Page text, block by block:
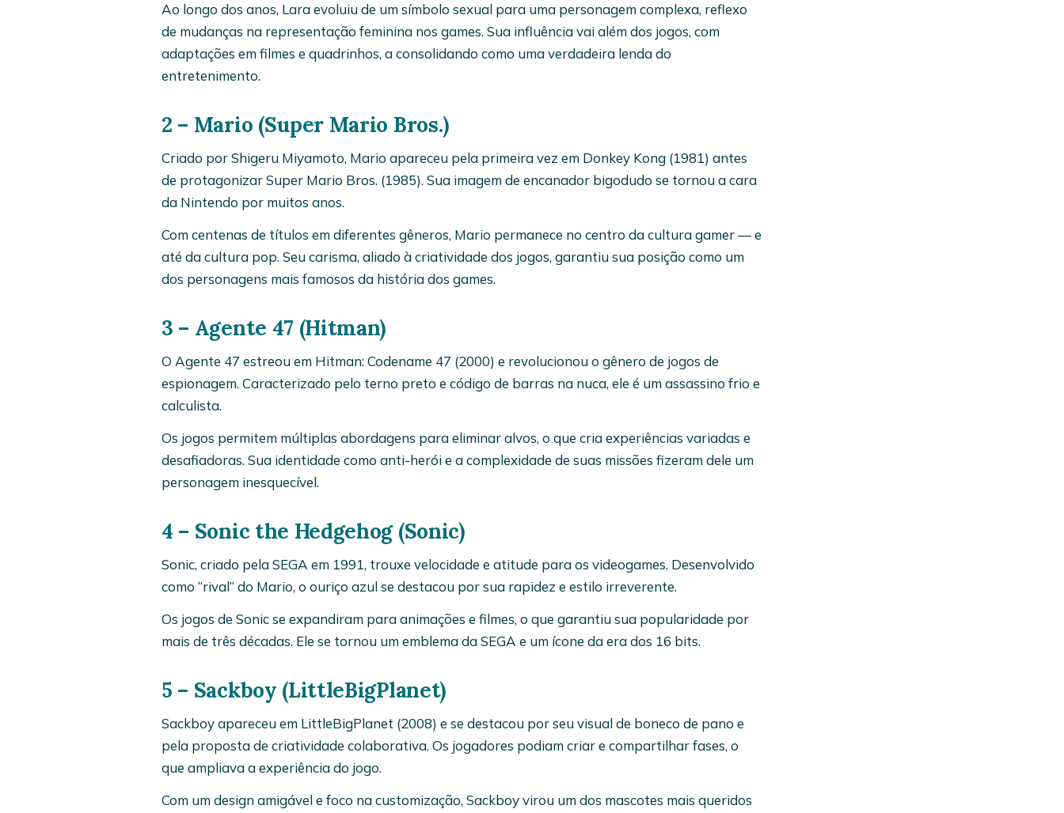
Ao longo dos anos, Lara evoluiu de um símbolo sexual para uma personagem complexa, reflexo
de mudanças na representação feminina nos games. Sua influência vai além dos jogos, com
adaptações em filmes e quadrinhos, a consolidando como uma verdadeira lenda do
entretenimento.
2 – Mario (Super Mario Bros.)
Criado por Shigeru Miyamoto, Mario apareceu pela primeira vez em Donkey Kong (1981) antes
de protagonizar Super Mario Bros. (1985). Sua imagem de encanador bigodudo se tornou a cara
da Nintendo por muitos anos.
Com centenas de títulos em diferentes gêneros, Mario permanece no centro da cultura gamer — e
até da cultura pop. Seu carisma, aliado à criatividade dos jogos, garantiu sua posição como um
dos personagens mais famosos da história dos games.
3 – Agente 47 (Hitman)
O Agente 47 estreou em Hitman: Codename 47 (2000) e revolucionou o gênero de jogos de
espionagem. Caracterizado pelo terno preto e código de barras na nuca, ele é um assassino frio e
calculista.
Os jogos permitem múltiplas abordagens para eliminar alvos, o que cria experiências variadas e
desafiadoras. Sua identidade como anti-herói e a complexidade de suas missões fizeram dele um
personagem inesquecível.
4 – Sonic the Hedgehog (Sonic)
Sonic, criado pela SEGA em 1991, trouxe velocidade e atitude para os videogames. Desenvolvido
como “rival” do Mario, o ouriço azul se destacou por sua rapidez e estilo irreverente.
Os jogos de Sonic se expandiram para animações e filmes, o que garantiu sua popularidade por
mais de três décadas. Ele se tornou um emblema da SEGA e um ícone da era dos 16 bits.
5 – Sackboy (LittleBigPlanet)
Sackboy apareceu em LittleBigPlanet (2008) e se destacou por seu visual de boneco de pano e
pela proposta de criatividade colaborativa. Os jogadores podiam criar e compartilhar fases, o
que ampliava a experiência do jogo.
Com um design amigável e foco na customização, Sackboy virou um dos mascotes mais queridos